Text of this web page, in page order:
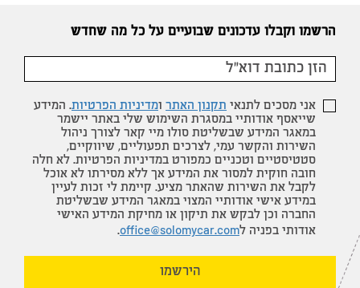
הרשמו וקבלו עדכונים שבועיים על כל מה שחדש
אני מסכים לתנאי תקנון האתר ומדיניות הפרטיות. המידע
שייאסף אודותיי במסגרת השימוש שלי באתר יישמר
במאגר המידע שבשליטת סולו מיי קאר לצורך ניהול
השירות והקשר עמי, לצרכים תפעוליים, שיווקיים,
סטטיסטיים וטכניים כמפורט במדיניות הפרטיות. לא חלה
חובה חוקית למסור את המידע אך ללא מסירתו לא אוכל
לקבל את השירות שהאתר מציע. קיימת לי זכות לעיין
במידע אישי אודותיי המצוי במאגר המידע שבשליטת
החברה וכן לבקש את תיקון או מחיקת המידע האישי
אודותי בפניה לoffice@solomycar.com
.
הירשמו